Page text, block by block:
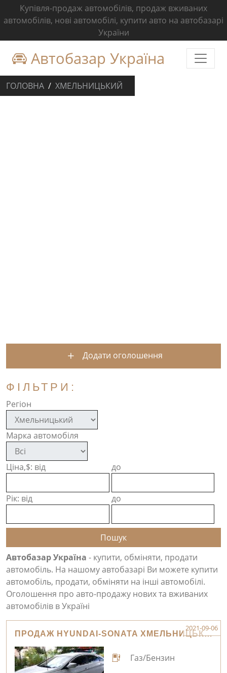
Купівля-продаж автомобілів, продаж вживаних
автомобілів, нові автомобілі, купити авто на автобазарі
України
Автобазар Україна
ГОЛОВНА ХМЕЛЬНИЦЬКИЙ
Додати оголошення
ФІЛЬТРИ:
Регіон
Марка автомобіля
Ціна,$: від до
Рік: від до
Автобазар Україна - купити, обміняти, продати
автомобіль. На нашому автобазарі Ви можете купити
автомобіль, продати, обміняти на інші автомобілі.
Оголошення про авто-продажу нових та вживаних
автомобілів в Україні
ПРОДАЖ HYUNDAI-SONATA ХМЕЛЬНИЦЬКИЙ
2021-09-06
Газ/Бензин